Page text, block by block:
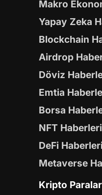
Makro
Yapay Zeka
Blockchain
Airdrop
Döviz
Emtia
Borsa
NFT Haberleri
DeFi Haberleri
Metaverse
Kripto Paralar